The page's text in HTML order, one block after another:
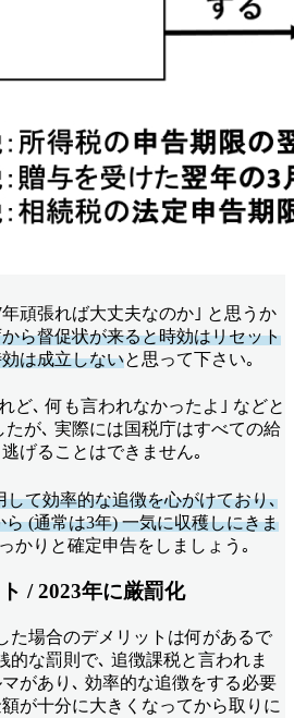
年頑張れば大丈夫なのか｣ と思うか
ら督促状が来ると時効はリセット
は成立しないと思って下さい｡
ど､ 何も言われなかったよ｣ などと
が､ 実際には国税庁はすべての給
げることはできません｡
て効率的な追徴を心がけており､
(通常は3年) 一気に収穫しにきま
かりと確定申告をしましょう｡
/ 2023年に厳罰化
た場合のデメリットは何があるで
的な罰則で､ 追徴課税と言われま
があり､ 効率的な追徴をする必要
が十分に大きくなってから取りに